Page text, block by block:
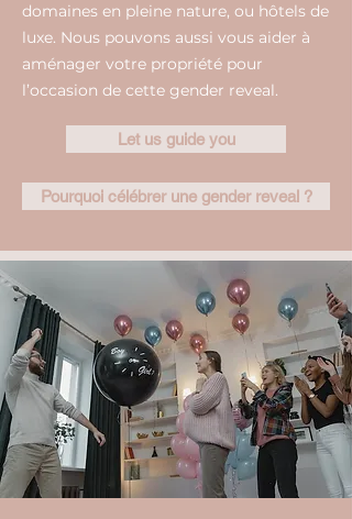
domaines en pleine nature, ou hôtels de
luxe. Nous pouvons aussi vous aider à
aménager votre propriété pour
l’occasion de cette gender reveal.
Let us guide you
Pourquoi célébrer une gender reveal ?